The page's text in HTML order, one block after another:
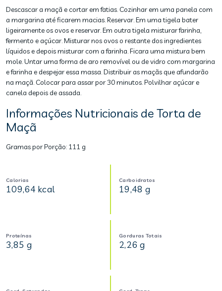
Descascar a maçã e cortar em fatias. Cozinhar em uma panela com
a margarina até ficarem macias. Reservar. Em uma tigela bater
ligeiramente os ovos e reservar. Em outra tigela misturar farinha,
fermento e açúcar. Misturar nos ovos o restante dos ingredientes
líquidos e depois misturar com a farinha. Ficara uma mistura bem
mole. Untar uma forma de aro removível ou de vidro com margarina
e farinha e despejar essa massa. Distribuir as maçãs que afundarão
na maçã. Colocar para assar por 30 minutos. Polvilhar açúcar e
canela depois de assada.
Informações Nutricionais de Torta de
Maçã
Gramas por Porção: 111 g
Calorias
109,64 kcal
Carboidratos
19,48 g
Proteínas
3,85 g
Gorduras Totais
2,26 g